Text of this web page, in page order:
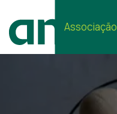
Associação